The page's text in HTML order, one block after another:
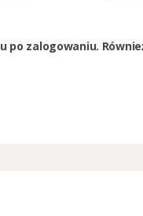
po zalogowaniu.